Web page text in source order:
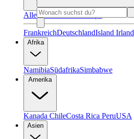
Alle Reiseziele in Europa
FrankreichDeutschlandIsland Irland
Afrika
NamibiaSüdafrikaSimbabwe
Amerika
Kanada ChileCosta Rica PeruUSA
Asien